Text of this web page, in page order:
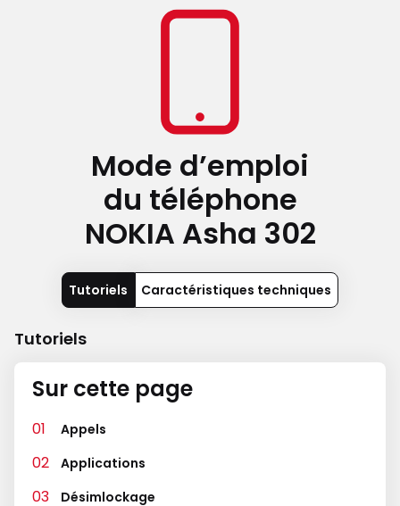
Mode d’emploi
du téléphone
NOKIA Asha 302
Tutoriels Caractéristiques techniques
Tutoriels
Sur cette page
Appels
Applications
Désimlockage